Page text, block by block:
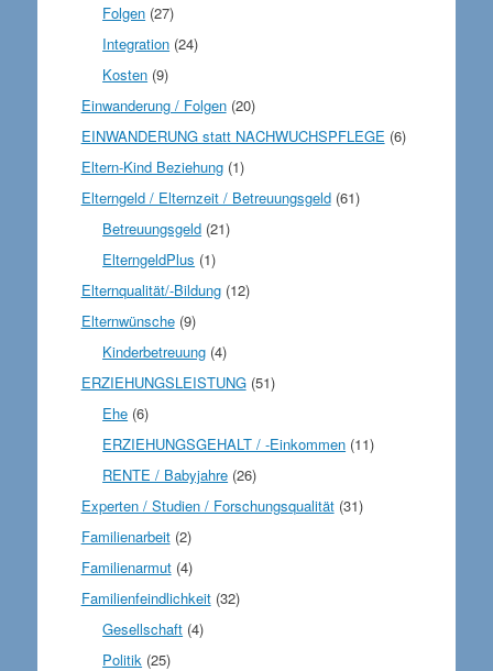
Folgen (27)
Integration (24)
Kosten (9)
Einwanderung / Folgen(20)
EINWANDERUNG statt NACHWUCHSPFLEGE (6)
Eltern-Kind Beziehung(1)
Elterngeld / Elternzeit / Betreuungsgeld(61)
Betreuungsgeld (21)
ElterngeldPlus (1)
Elternqualität/-Bildung(12)
Elternwünsche(9)
Kinderbetreuung (4)
ERZIEHUNGSLEISTUNG(51)
Ehe (6)
ERZIEHUNGSGEHALT / -Einkommen (11)
RENTE / Babyjahre (26)
Experten / Studien / Forschungsqualität(31)
Familienarbeit(2)
Familienarmut(4)
Familienfeindlichkeit(32)
Gesellschaft (4)
Politik (25)